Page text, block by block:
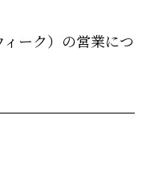
ィーク）の営業につ